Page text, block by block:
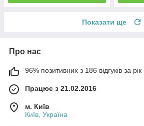
Показати ще
Про нас
96% позитивних з 186 відгуків за рік
Працює з 21.02.2016
м. Київ
Київ, Україна